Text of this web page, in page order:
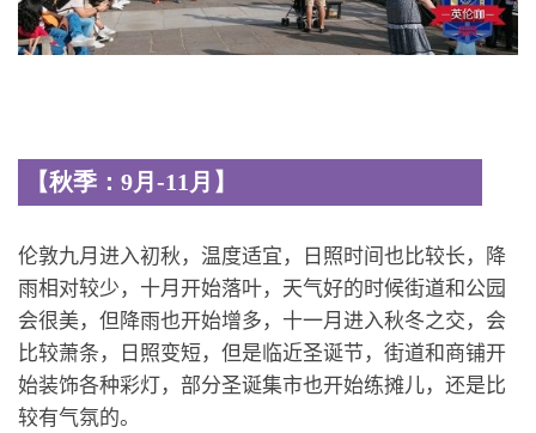
【秋季：9月-11月】
伦敦九月进入初秋，温度适宜，日照时间也比较长，降
雨相对较少，十月开始落叶，天气好的时候街道和公园
会很美，但降雨也开始增多，十一月进入秋冬之交，会
比较萧条，日照变短，但是临近圣诞节，街道和商铺开
始装饰各种彩灯，部分圣诞集市也开始练摊儿，还是比
较有气氛的。